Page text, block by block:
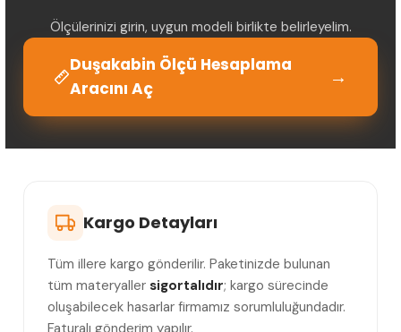
Ölçülerinizi girin, uygun modeli birlikte belirleyelim.
Duşakabin Ölçü Hesaplama
Aracını Aç
→
Kargo Detayları
Tüm illere kargo gönderilir. Paketinizde bulunan
tüm materyaller sigortalıdır; kargo sürecinde
oluşabilecek hasarlar firmamız sorumluluğundadır.
Faturalı gönderim yapılır.